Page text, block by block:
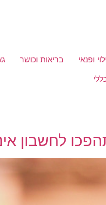
ופנאי בריאות וכושר
לחשבון